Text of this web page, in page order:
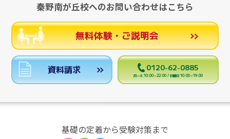
秦野南が丘校へのお問い合わせはこちら
無料体験・ご説明会
資料請求 0120-62-0885
月～土 10:00～22:00 / 日曜日 10:00～19:00
基礎の定着から受験対策まで